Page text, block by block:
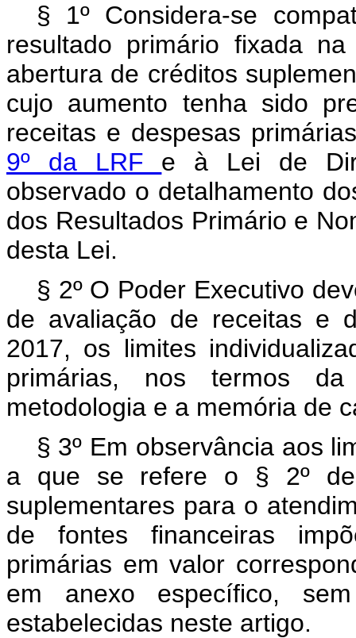
§ 1º Considera-se
resultado primário fixada
abertura de créditos
cujo aumento tenha sido
receitas e despesas
9º da LRF e à Lei de
observado o detalhamento
dos Resultados Primário e
desta Lei.
§ 2º O Poder Executivo
de avaliação de receitas e
2017, os limites
primárias, nos termos
metodologia e a memória de
§ 3º Em observância aos
a que se refere o § 2º
suplementares para o
de fontes financeiras
primárias em valor
em anexo específico,
estabelecidas neste artigo.